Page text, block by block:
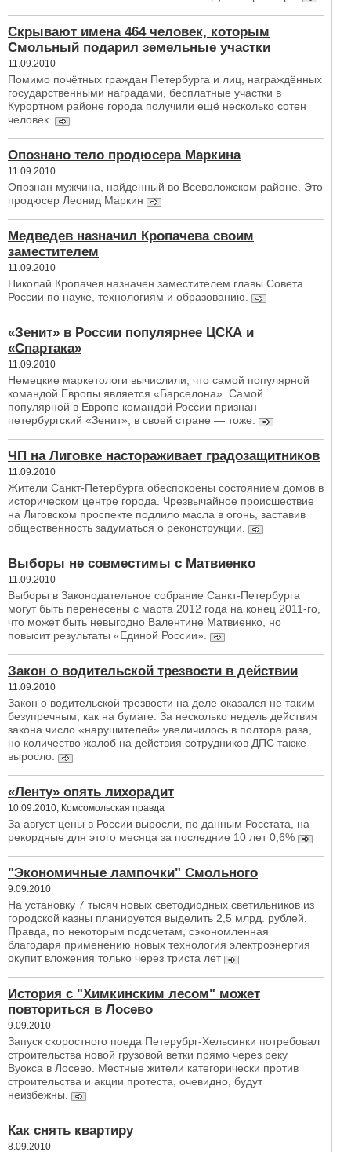
Скрывают имена 464 человек, которым
Смольный подарил земельные участки
11.09.2010
Помимо почётных граждан Петербурга и лиц, награждённых
государственными наградами, бесплатные участки в
Курортном районе города получили ещё несколько сотен
человек.
Опознано тело продюсера Маркина
11.09.2010
Опознан мужчина, найденный во Всеволожском районе. Это
продюсер Леонид Маркин
Медведев назначил Кропачева своим
заместителем
11.09.2010
Николай Кропачев назначен заместителем главы Совета
России по науке, технологиям и образованию.
«Зенит» в России популярнее ЦСКА и
«Спартака»
11.09.2010
Немецкие маркетологи вычислили, что самой популярной
командой Европы является «Барселона». Самой
популярной в Европе командой России признан
петербургский «Зенит», в своей стране — тоже.
ЧП на Лиговке настораживает градозащитников
11.09.2010
Жители Санкт-Петербурга обеспокоены состоянием домов в
историческом центре города. Чрезвычайное происшествие
на Лиговском проспекте подлило масла в огонь, заставив
общественность задуматься о реконструкции.
Выборы не совместимы с Матвиенко
11.09.2010
Выборы в Законодательное собрание Санкт-Петербурга
могут быть перенесены с марта 2012 года на конец 2011-го,
что может быть невыгодно Валентине Матвиенко, но
повысит результаты «Единой России».
Закон о водительской трезвости в действии
11.09.2010
Закон о водительской трезвости на деле оказался не таким
безупречным, как на бумаге. За несколько недель действия
закона число «нарушителей» увеличилось в полтора раза,
но количество жалоб на действия сотрудников ДПС также
выросло.
«Ленту» опять лихорадит
10.09.2010, Комсомольская правда
За август цены в России выросли, по данным Росстата, на
рекордные для этого месяца за последние 10 лет 0,6%
"Экономичные лампочки" Смольного
9.09.2010
На установку 7 тысяч новых светодиодных светильников из
городской казны планируется выделить 2,5 млрд. рублей.
Правда, по некоторым подсчетам, сэкономленная
благодаря применению новых технология электроэнергия
окупит вложения только через триста лет
История с "Химкинским лесом" может
повториться в Лосево
9.09.2010
Запуск скоростного поеда Петерубрг-Хельсинки потребовал
строительства новой грузовой ветки прямо через реку
Вуокса в Лосево. Местные жители категорически против
строительства и акции протеста, очевидно, будут
неизбежны.
Как снять квартиру
8.09.2010